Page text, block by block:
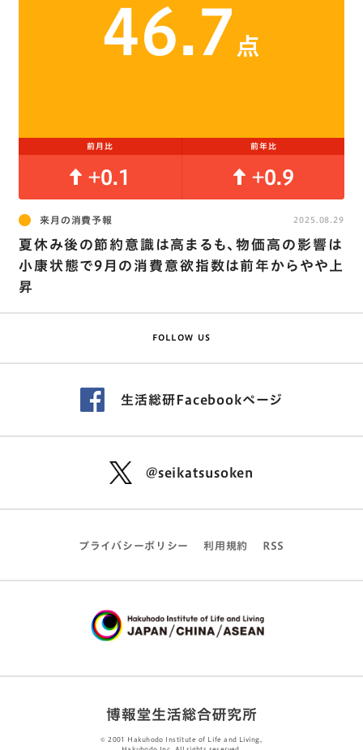
46.7 点
前月比 前年比
+0.1 +0.9
来月の消費予報
夏休み後の節約意識は高まるも､物価高の影響は
小康状態で9月の消費意欲指数は前年からやや上
昇
2025.08.29
FOLLOW US
生活総研Facebookページ
@seikatsusoken
プライバシーポリシー 利用規約 RSS
© 2001 Hakuhodo Institute of Life and Living,
Hakuhodo Inc. All rights reserved.